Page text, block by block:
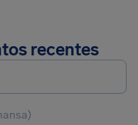
recentes